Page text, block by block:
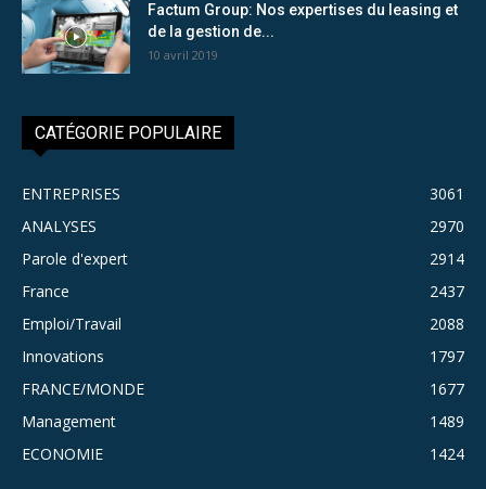
Factum Group: Nos expertises du leasing et
de la gestion de...
10 avril 2019
CATÉGORIE POPULAIRE
ENTREPRISES
3061
ANALYSES
2970
Parole d'expert
2914
France
2437
Emploi/Travail
2088
Innovations
1797
FRANCE/MONDE
1677
Management
1489
ECONOMIE
1424